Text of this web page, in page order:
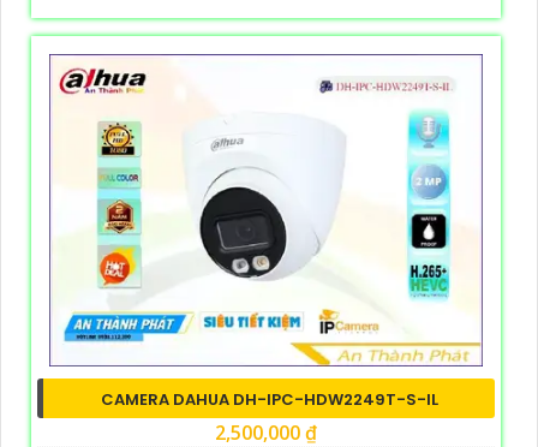
CAMERA DAHUA DH-IPC-HDW2249T-S-IL
2,500,000 ₫